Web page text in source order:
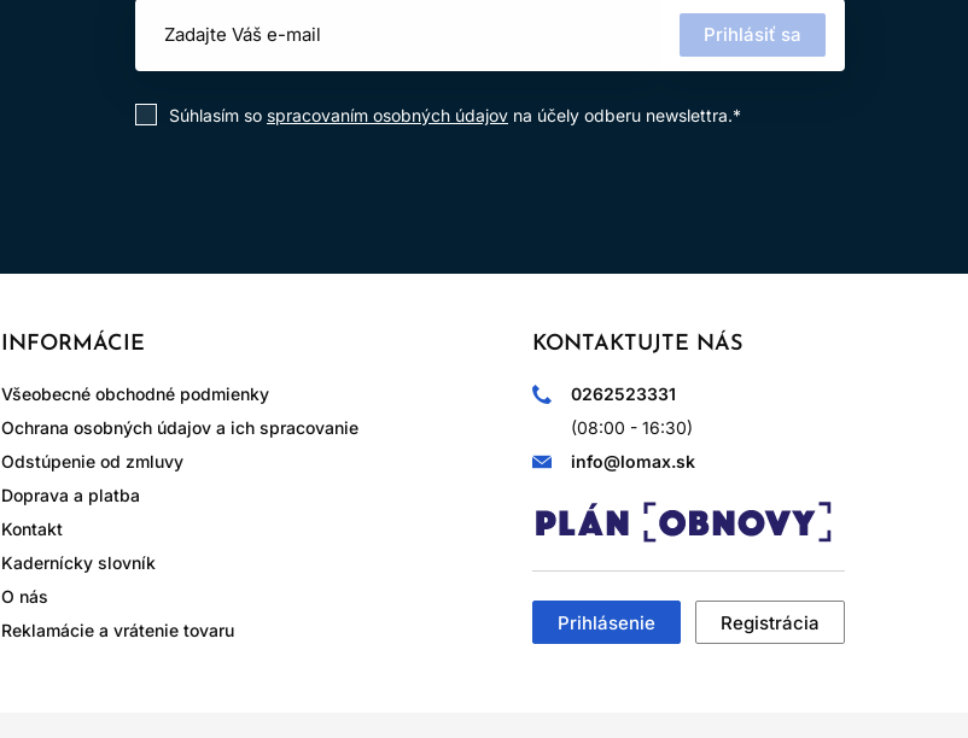
Prihlásiť sa
Súhlasím so spracovaním osobných údajov na účely odberu newslettra.*
KONTAKTUJTE NÁS
0262523331
(08:00 - 16:30)
info@lomax.sk
Prihlásenie Registrácia
INFORMÁCIE
Všeobecné obchodné podmienky
Ochrana osobných údajov a ich spracovanie
Odstúpenie od zmluvy
Doprava a platba
Kontakt
Kadernícky slovník
O nás
Reklamácie a vrátenie tovaru